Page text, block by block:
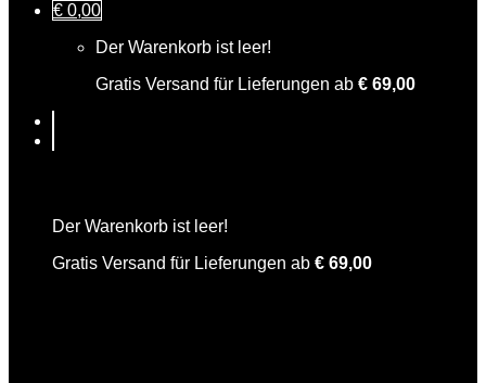
€ 0,00
Der Warenkorb ist leer!
Gratis Versand für Lieferungen ab € 69,00
Der Warenkorb ist leer!
Gratis Versand für Lieferungen ab € 69,00